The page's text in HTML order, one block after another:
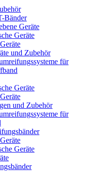
Bänder
Geräte
Geräte
und Zubehör
für
Geräte
und Zubehör
für
Geräte